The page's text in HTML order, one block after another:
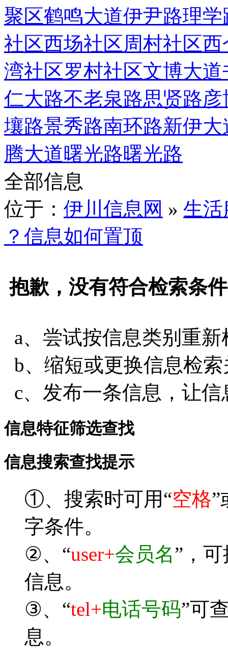
聚区鹤鸣大道伊尹路理学
社区西场社区周村社区西
湾社区罗村社区文博大道
仁大路不老泉路思贤路
壤路景秀路南环路新伊大
腾大道曙光路曙光路
全部信息
位于： 伊川信息网 » 生活
？信息如何置顶
抱歉，没有符合检索条
a、尝试按信息类别重
b、缩短或更换信息检
c、发布一条信息，让
信息特征筛选查找
信息搜索查找提示
①、搜索时可用“空格”
字条件。
②、“user+会员名”，
信息。
③、“tel+电话号码”可
息。